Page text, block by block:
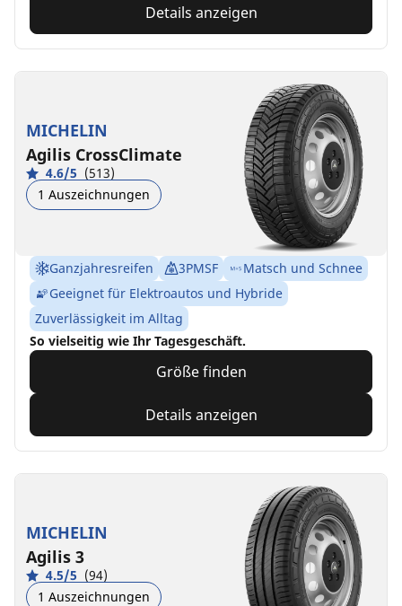
Details anzeigen
MICHELIN
Agilis CrossClimate
4.6/5 (513)
1 Auszeichnungen
Ganzjahresreifen 3PMSF
Matsch und Schnee
Geeignet für Elektroautos und Hybride
Zuverlässigkeit im Alltag
So vielseitig wie Ihr Tagesgeschäft.
Größe finden
Details anzeigen
MICHELIN
Agilis 3
4.5/5 (94)
1 Auszeichnungen